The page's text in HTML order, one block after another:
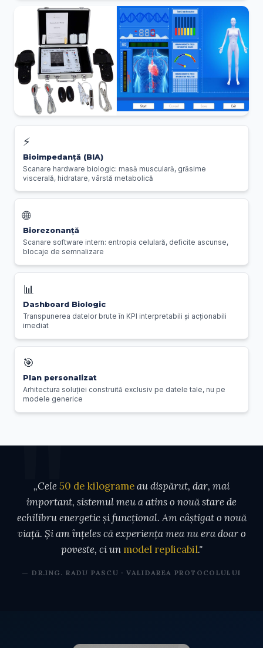
⚡
Bioimpedanță (BIA)
Scanare hardware biologic: masă musculară, grăsime
viscerală, hidratare, vârstă metabolică
🌐
Biorezonanță
Scanare software intern: entropia celulară, deficite ascunse,
blocaje de semnalizare
📊
Dashboard Biologic
Transpunerea datelor brute în KPI interpretabili și acționabili
imediat
🎯
Plan personalizat
Arhitectura soluției construită exclusiv pe datele tale, nu pe
modele generice
„Cele50 de kilogrameau dispărut, dar, mai
important, sistemul meu a atins o nouă stare de
echilibru energetic și funcțional. Am câștigat o nouă
viață. Și am înțeles că experiența mea nu era doar o
poveste, ci un model replicabil."
— DR.ING. RADU PASCU · VALIDAREA PROTOCOLULUI